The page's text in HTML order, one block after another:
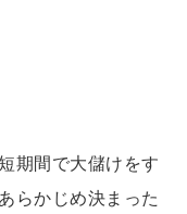
期間で大儲けをす
らかじめ決まった